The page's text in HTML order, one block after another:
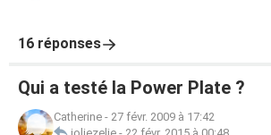
16 réponses
Qui a testé la Power Plate ?
Catherine - 27 févr. 2009 à 17:42